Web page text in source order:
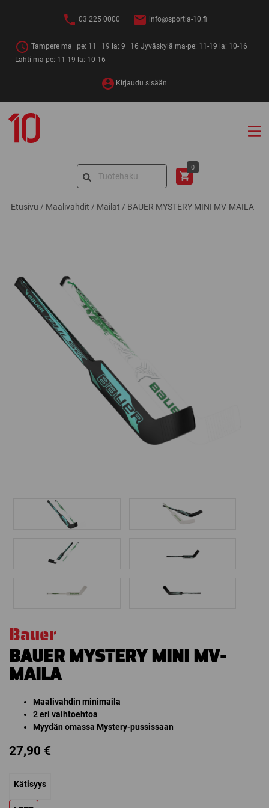
03 225 0000 info@sportia-10.fi
Tampere ma–pe: 11–19 la: 9–16 Jyväskylä ma-pe: 11-19 la: 10-16
Lahti ma-pe: 11-19 la: 10-16
Kirjaudu sisään
10
Search
0
Etusivu / Maalivahdit / Mailat / BAUER MYSTERY MINI MV-MAILA
Bauer
BAUER MYSTERY MINI MV-
MAILA
Maalivahdin minimaila
2 eri vaihtoehtoa
Myydän omassa Mystery-pussissaan
27,90 €
Kätisyys